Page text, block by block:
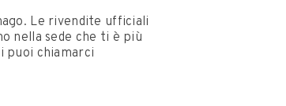
Le rivendite ufficiali
nella sede che ti è più
puoi chiamarci